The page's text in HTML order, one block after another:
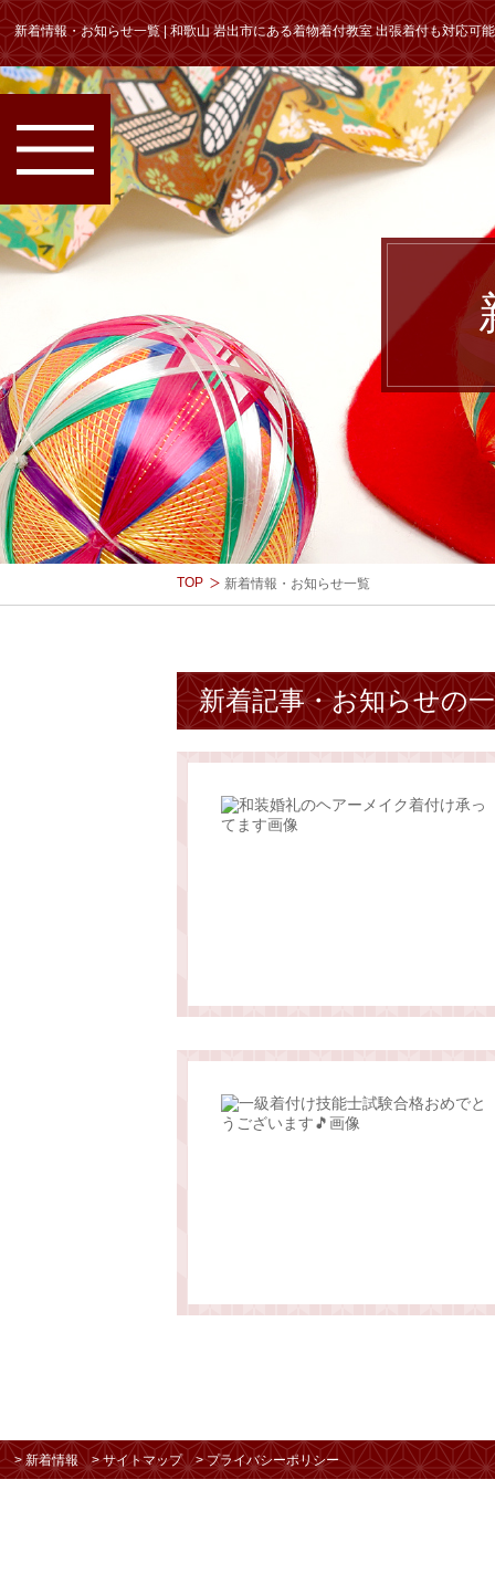
新着情報・お知らせ一覧 | 和歌山 岩出市にある着物着付教室 出張着付も対応可
TOP 新着情報・お知らせ一覧
新着記事・お知らせの
> 新着情報 > サイトマップ > プライバシーポリシー